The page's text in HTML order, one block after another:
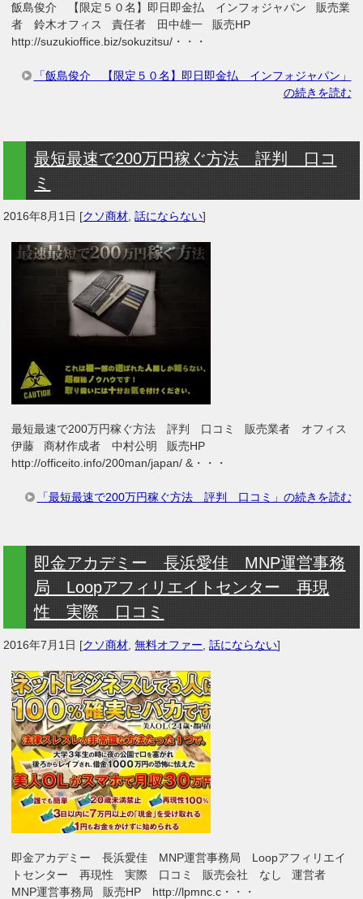
飯島俊介 【限定５０名】即日即金払 インフォジャパン 販売業
者 鈴木オフィス 責任者 田中雄一 販売HP
http://suzukioffice.biz/sokuzitsu/・・・
「飯島俊介 【限定５０名】即日即金払 インフォジャパン」
の続きを読む
最短最速で200万円稼ぐ方法 評判 口コ
ミ
2016年8月1日 [クソ商材 ,話にならない]
最短最速で200万円稼ぐ方法 評判 口コミ 販売業者 オフィス
伊藤 商材作成者 中村公明 販売HP
http://officeito.info/200man/japan/ &・・・
「最短最速で200万円稼ぐ方法 評判 口コミ」の続きを読む
即金アカデミー 長浜愛佳 MNP運営事務
局 Loopアフィリエイトセンター 再現
性 実際 口コミ
2016年7月1日 [クソ商材 ,無料オファー ,話にならない]
即金アカデミー 長浜愛佳 MNP運営事務局 Loopアフィリエイ
トセンター 再現性 実際 口コミ 販売会社 なし 運営者
MNP運営事務局 販売HP http://lpmnc.c・・・